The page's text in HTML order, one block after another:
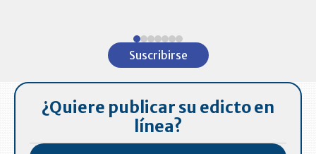
Suscribirse
¿Quiere publicar su edicto en
línea?